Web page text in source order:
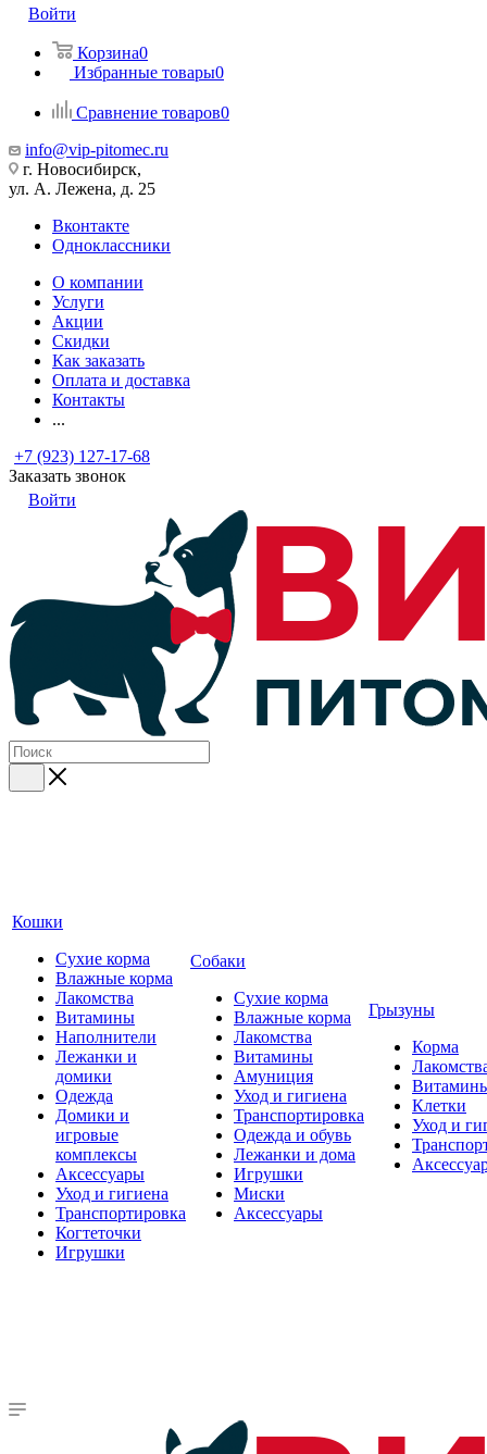
Войти
Корзина0
Избранные товары0
Сравнение товаров0
info@vip-pitomec.ru
г. Новосибирск,
ул. А. Лежена, д. 25
Вконтакте
Одноклассники
О компании
Услуги
Акции
Скидки
Как заказать
Оплата и доставка
Контакты
...
+7 (923) 127-17-68
Заказать звонок
Войти
Кошки
Сухие корма
Влажные корма
Лакомства
Витамины
Наполнители
Лежанки и
домики
Одежда
Домики и
игровые
комплексы
Аксессуары
Уход и гигиена
Транспортировка
Когтеточки
Игрушки
Собаки
Сухие корма
Влажные корма
Лакомства
Витамины
Амуниция
Уход и гигиена
Транспортировка
Одежда и обувь
Лежанки и дома
Игрушки
Миски
Аксессуары
Грызуны
Корма
Клетки
Уход и